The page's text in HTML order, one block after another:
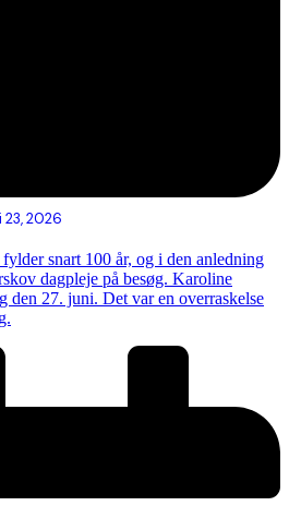
23, 2026
snart 100 år, og i den anledning
dagpleje på besøg. Karoline
den 27. juni. Det var en overraskelse